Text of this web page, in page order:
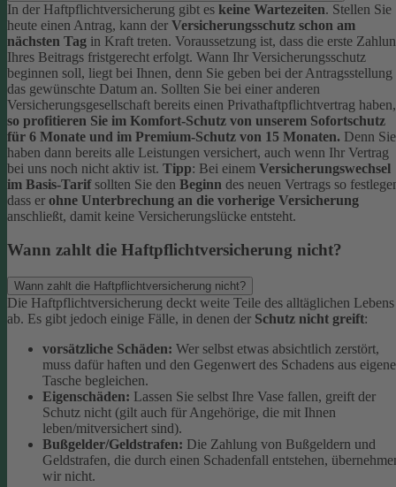
In der Haftpflichtversicherung gibt es keine Wartezeiten. Stellen Sie
heute einen Antrag, kann der Versicherungsschutz schon am
nächsten Tag in Kraft treten. Voraussetzung ist, dass die erste
Ihres Beitrags fristgerecht erfolgt. Wann Ihr Versicherungsschutz
beginnen soll, liegt bei Ihnen, denn Sie geben bei der Antragsstellung
das gewünschte Datum an. Sollten Sie bei einer anderen
Versicherungsgesellschaft bereits einen Privathaftpflichtvertrag haben,
so profitieren Sie im Komfort-Schutz von unserem Sofortschutz
für 6 Monate und im Premium-Schutz von 15 Monaten. Denn Sie
haben dann bereits alle Leistungen versichert, auch wenn Ihr Vertrag
bei uns noch nicht aktiv ist. Tipp: Bei einem Versicherungswechsel
im Basis-Tarifsollten Sie den Beginn des neuen Vertrags so
dass er ohne Unterbrechung an die vorherige Versicherung
anschließt, damit keine Versicherungslücke entsteht.
Wann zahlt die Haftpflichtversicherung nicht?
Wann zahlt die Haftpflichtversicherung nicht?
Die Haftpflichtversicherung deckt weite Teile des alltäglichen Lebens
ab. Es gibt jedoch einige Fälle, in denen der Schutz nicht greift:
vorsätzliche Schäden: Wer selbst etwas absichtlich zerstört,
muss dafür haften und den Gegenwert des Schadens aus
Tasche begleichen.
Eigenschäden: Lassen Sie selbst Ihre Vase fallen, greift der
Schutz nicht (gilt auch für Angehörige, die mit Ihnen
leben/mitversichert sind).
Bußgelder/Geldstrafen: Die Zahlung von Bußgeldern und
Geldstrafen, die durch einen Schadenfall entstehen,
wir nicht.